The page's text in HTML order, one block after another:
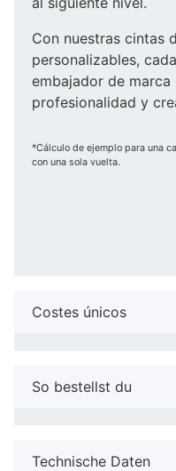
Con nuestras cintas
personalizables,
embajador de marca
profesionalidad y
*Cálculo de ejemplo para una
con una sola vuelta.
Costes únicos
So bestellst du
Technische Daten